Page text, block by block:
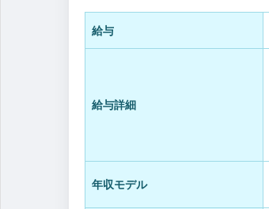
給与
給与詳細
年収モデル